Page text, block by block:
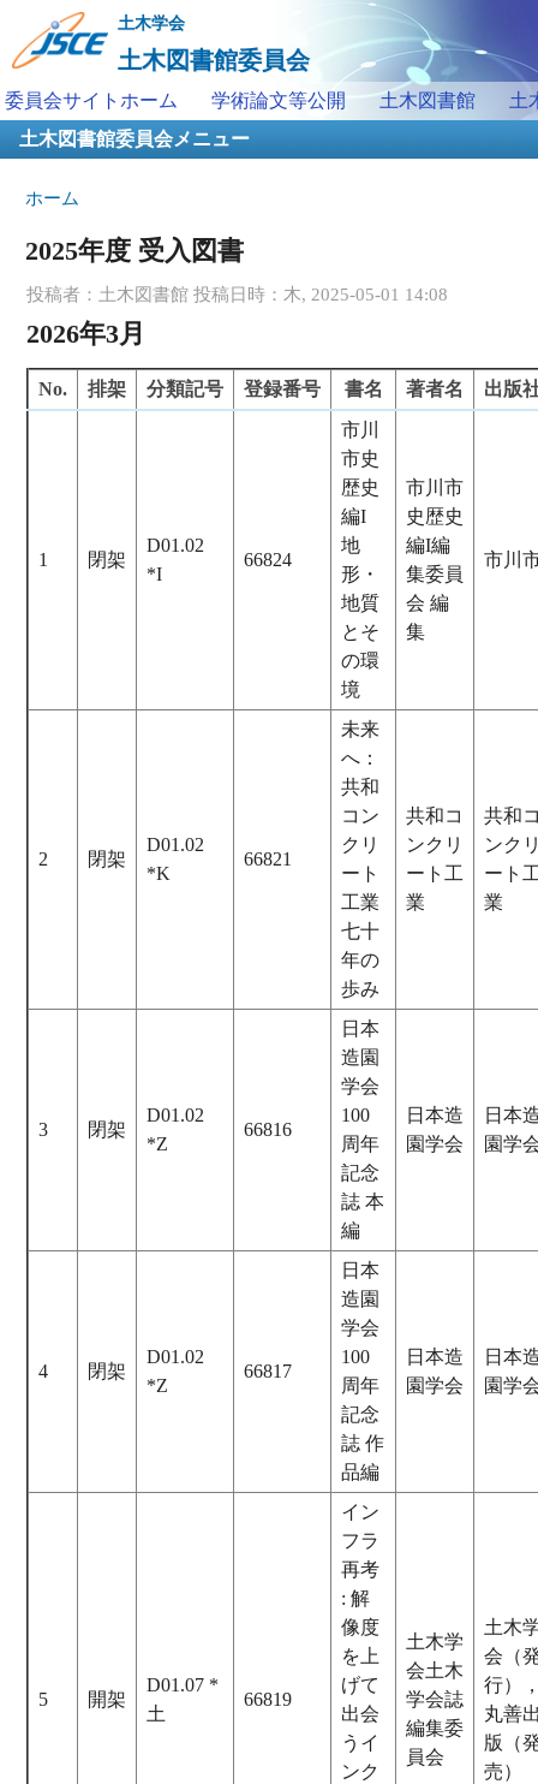
メ
イ
ン
ン
に
移
土木学会
土木図書館委員会
メインメニュー
委員会サイトホーム 学術論文等公開 土木図書館
土
土木図書館委員会メニュー
現在地
ホーム
2025年度 受入図書
投稿者： 土木図書館 投稿日時：木, 2025-05-01 14:08
2026年3月
No. 排架 分類記号 登録番号 書名 著者名 出版
1 閉架
D01.02
*I
66824
市川
市史
歴史
編I
地
形・
地質
とそ
の環
境
市川市
史歴史
編I編
集委員
会 編
集
市川
2 閉架
D01.02
*K
66821
未来
へ：
共和
コン
クリ
ート
工業
七十
年の
歩み
共和コ
ンクリ
ート工
業
共和
ンク
ート
業
3 閉架
D01.02
*Z
66816
日本
造園
学会
100
周年
記念
誌 本
編
日本造
園学会
日本
園学
4 閉架
D01.02
*Z
66817
日本
造園
学会
100
周年
記念
誌 作
品編
日本造
園学会
日本
園学
5 開架
D01.07 *
土
66819
イン
フラ
再考
: 解
像度
を上
げて
出会
うイ
ンク
土木学
会土木
学会誌
編集委
員会
土木
会（
行）
丸善
版（
売）